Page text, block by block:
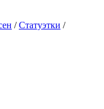
/ Статуэтки /